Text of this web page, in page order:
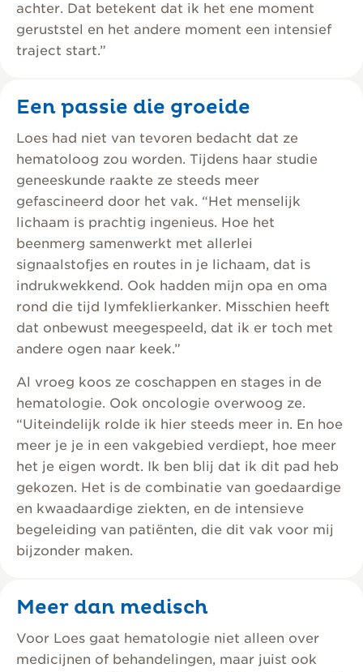
achter. Dat betekent dat ik het ene moment
geruststel en het andere moment een intensief
traject start.”
Een passie die groeide
Loes had niet van tevoren bedacht dat ze
hematoloog zou worden. Tijdens haar studie
geneeskunde raakte ze steeds meer
gefascineerd door het vak. “Het menselijk
lichaam is prachtig ingenieus. Hoe het
beenmerg samenwerkt met allerlei
signaalstofjes en routes in je lichaam, dat is
indrukwekkend. Ook hadden mijn opa en oma
rond die tijd lymfeklierkanker. Misschien heeft
dat onbewust meegespeeld, dat ik er toch met
andere ogen naar keek.”
Al vroeg koos ze coschappen en stages in de
hematologie. Ook oncologie overwoog ze.
“Uiteindelijk rolde ik hier steeds meer in. En hoe
meer je je in een vakgebied verdiept, hoe meer
het je eigen wordt. Ik ben blij dat ik dit pad heb
gekozen. Het is de combinatie van goedaardige
en kwaadaardige ziekten, en de intensieve
begeleiding van patiënten, die dit vak voor mij
bijzonder maken.
Meer dan medisch
Voor Loes gaat hematologie niet alleen over
medicijnen of behandelingen, maar juist ook